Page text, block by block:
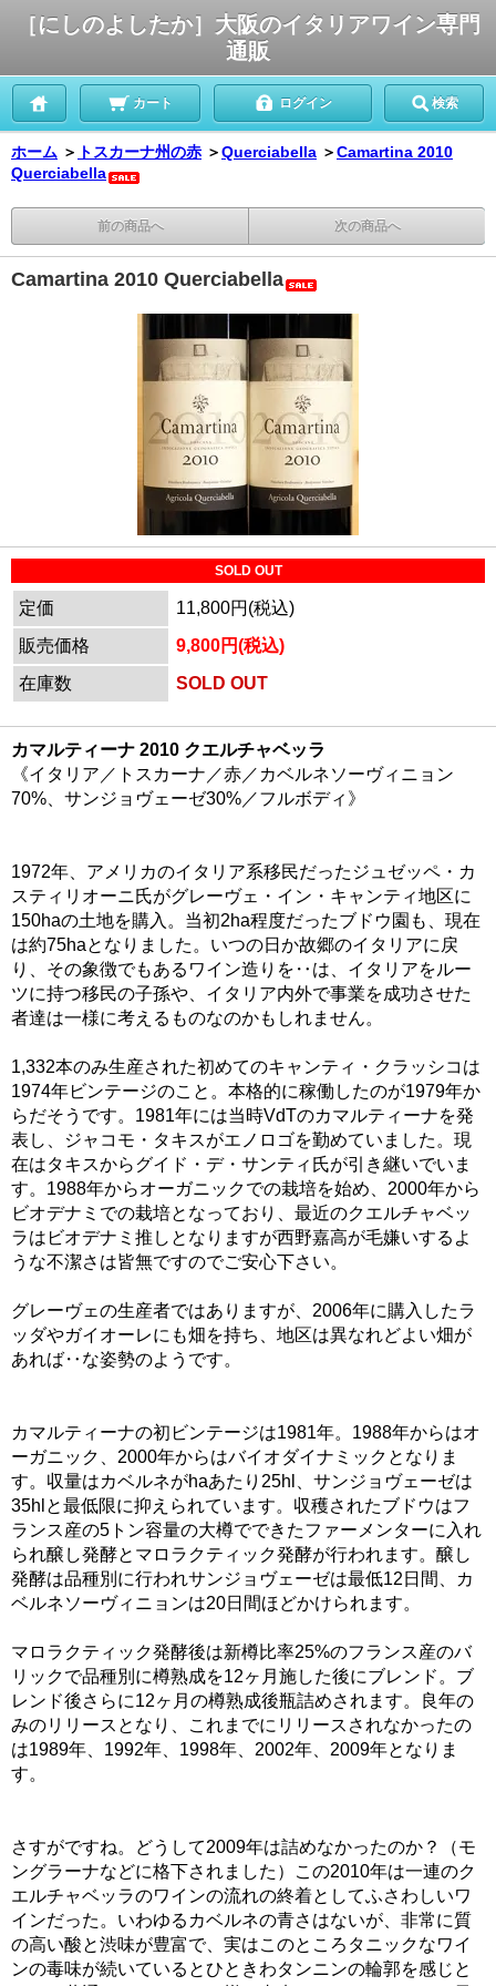
［にしのよしたか］大阪のイタリアワイン専門
通販
カート ログイン 検索
ホーム ＞ トスカーナ州の赤 ＞Querciabella ＞Camartina 2010
Querciabella
前の商品へ 次の商品へ
Camartina 2010 Querciabella
SOLD OUT
定価
11,800円(税込)
販売価格
9,800円(税込)
在庫数
SOLD OUT
カマルティーナ 2010 クエルチャベッラ
《イタリア／トスカーナ／赤／カベルネソーヴィニョン
70%、サンジョヴェーゼ30%／フルボディ》
1972年、アメリカのイタリア系移民だったジュゼッペ・カ
スティリオーニ氏がグレーヴェ・イン・キャンティ地区に
150haの土地を購入。当初2ha程度だったブドウ園も、現在
は約75haとなりました。いつの日か故郷のイタリアに戻
り、その象徴でもあるワイン造りを‥は、イタリアをルー
ツに持つ移民の子孫や、イタリア内外で事業を成功させた
者達は一様に考えるものなのかもしれません。
1,332本のみ生産された初めてのキャンティ・クラッシコは
1974年ビンテージのこと。本格的に稼働したのが1979年か
らだそうです。1981年には当時VdTのカマルティーナを発
表し、ジャコモ・タキスがエノロゴを勤めていました。現
在はタキスからグイド・デ・サンティ氏が引き継いでいま
す。1988年からオーガニックでの栽培を始め、2000年から
ビオデナミでの栽培となっており、最近のクエルチャベッ
ラはビオデナミ推しとなりますが西野嘉高が毛嫌いするよ
うな不潔さは皆無ですのでご安心下さい。
グレーヴェの生産者ではありますが、2006年に購入したラ
ッダやガイオーレにも畑を持ち、地区は異なれどよい畑が
あれば‥な姿勢のようです。
カマルティーナの初ビンテージは1981年。1988年からはオ
ーガニック、2000年からはバイオダイナミックとなりま
す。収量はカベルネがhaあたり25hl、サンジョヴェーゼは
35hlと最低限に抑えられています。収穫されたブドウはフ
ランス産の5トン容量の大樽でできたファーメンターに入れ
られ醸し発酵とマロラクティック発酵が行われます。醸し
発酵は品種別に行われサンジョヴェーゼは最低12日間、カ
ベルネソーヴィニョンは20日間ほどかけられます。
マロラクティック発酵後は新樽比率25%のフランス産のバ
リックで品種別に樽熟成を12ヶ月施した後にブレンド。ブ
レンド後さらに12ヶ月の樽熟成後瓶詰めされます。良年の
みのリリースとなり、これまでにリリースされなかったの
は1989年、1992年、1998年、2002年、2009年となりま
す。
さすがですね。どうして2009年は詰めなかったのか？（モ
ングラーナなどに格下されました）この2010年は一連のク
エルチャベッラのワインの流れの終着としてふさわしいワ
インだった。いわゆるカベルネの青さはないが、非常に質
の高い酸と渋味が豊富で、実はこのところタニックなワイ
ンの毒味が続いているとひときわタンニンの輪郭を感じと